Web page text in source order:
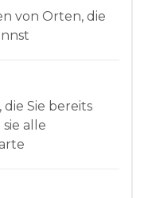
von Orten, die
Sie bereits
alle